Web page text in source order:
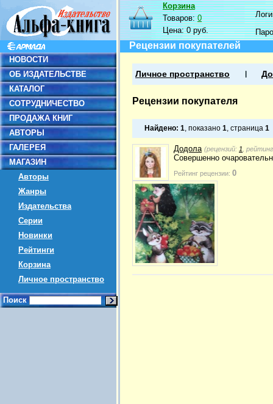
НОВОСТИ
ОБ ИЗДАТЕЛЬСТВЕ
КАТАЛОГ
СОТРУДНИЧЕСТВО
ПРОДАЖА КНИГ
АВТОРЫ
ГАЛЕРЕЯ
МАГАЗИН
Авторы
Жанры
Издательства
Серии
Новинки
Рейтинги
Корзина
Личное пространство
Поиск
Корзина
Товаров:0
Цена:0 руб.
Рецензии покупателей
Личное пространство
Рецензии покупателя
Найдено: 1, показано 1, страница 1
Додола (рецензий: 1 ,
Совершенно
Рейтинг рецензии: 0